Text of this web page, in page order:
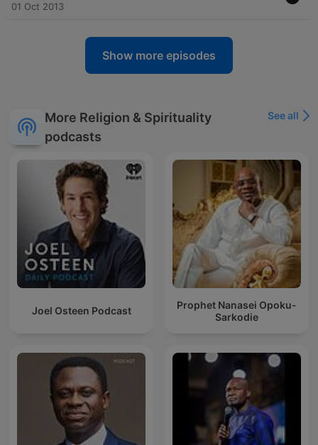
01 Oct 2013
Show more episodes
More Religion & Spirituality
podcasts
See all
Joel Osteen Podcast
Prophet Nanasei Opoku-
Sarkodie